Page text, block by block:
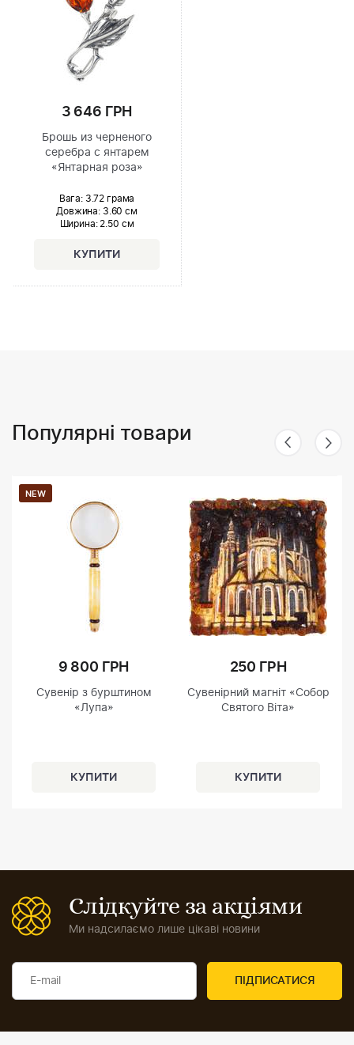
3 646 ГРН
Брошь из черненого
серебра с янтарем
«Янтарная роза»
Вага: 3.72 грама
Довжина: 3.60 см
Ширина: 2.50 см
Популярні товари
NEW
9 800 ГРН
Сувенір з бурштином
«Лупа»
250 ГРН
Сувенірний магніт «Собор
Святого Віта»
Слідкуйте за акціями
Ми надсилаємо лише цікаві новини